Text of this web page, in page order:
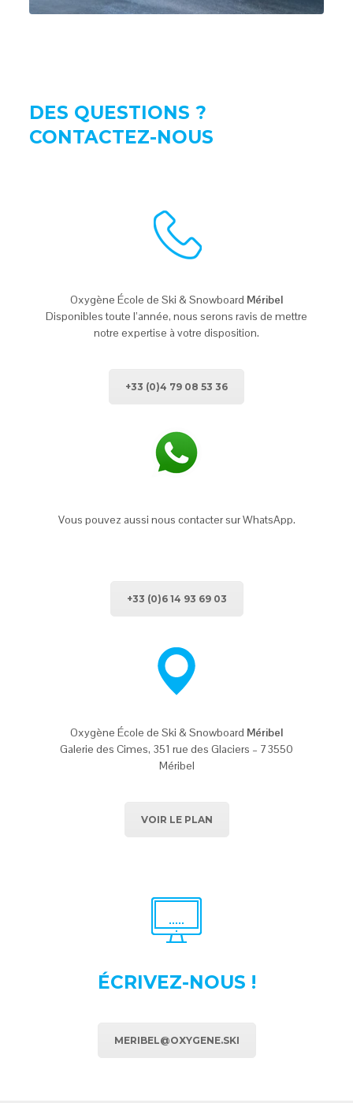
DES QUESTIONS ?
CONTACTEZ-NOUS
Oxygène École de Ski & Snowboard Méribel
Disponibles toute l’année, nous serons ravis de mettre
notre expertise à votre disposition.
+33 (0)4 79 08 53 36
Vous pouvez aussi nous contacter sur WhatsApp.
+33 (0)6 14 93 69 03
Oxygène École de Ski & Snowboard Méribel
Galerie des Cimes, 351 rue des Glaciers – 73550
Méribel
VOIR LE PLAN
ÉCRIVEZ-NOUS !
MERIBEL@OXYGENE.SKI